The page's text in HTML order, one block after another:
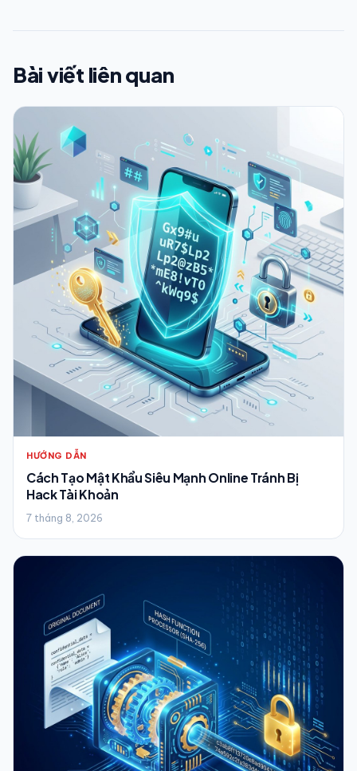
Bài viết liên quan
HƯỚNG DẪN
Cách Tạo Mật Khẩu Siêu Mạnh Online Tránh Bị
Hack Tài Khoản
7 tháng 8, 2026